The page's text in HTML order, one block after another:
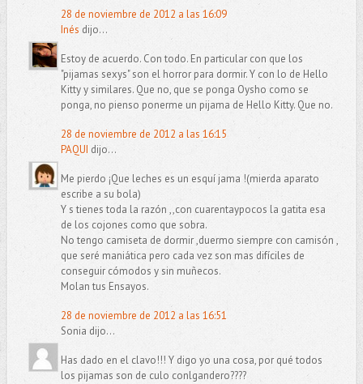
28 de noviembre de 2012 a las 16:09
Inés dijo...
Estoy de acuerdo. Con todo. En particular con que los
"pijamas sexys" son el horror para dormir. Y con lo de Hello
Kitty y similares. Que no, que se ponga Oysho como se
ponga, no pienso ponerme un pijama de Hello Kitty. Que no.
28 de noviembre de 2012 a las 16:15
PAQUI dijo...
Me pierdo ¡Que leches es un esquí jama !(mierda aparato
escribe a su bola)
Y s tienes toda la razón ,,con cuarentaypocos la gatita esa
de los cojones como que sobra.
No tengo camiseta de dormir ,duermo siempre con camisón ,
que seré maniática pero cada vez son mas difíciles de
conseguir cómodos y sin muñecos.
Molan tus Ensayos.
28 de noviembre de 2012 a las 16:51
Sonia dijo...
Has dado en el clavo!!! Y digo yo una cosa, por qué todos
los pijamas son de culo conlgandero????